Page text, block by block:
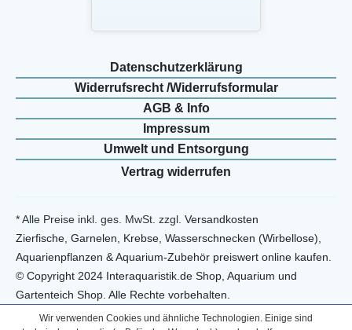
Daten­schutz­erklärung
Widerrufs­recht /Widerrufs­formular
AGB & Info
Impressum
Umwelt und Entsorgung
Vertrag widerrufen
* Alle Preise inkl. ges. MwSt. zzgl. Versandkosten
Zierfische, Garnelen, Krebse, Wasserschnecken (Wirbellose),
Aquarienpflanzen & Aquarium-Zubehör preiswert online kaufen.
© Copyright 2024 Interaquaristik.de Shop, Aquarium und
Gartenteich Shop. Alle Rechte vorbehalten.
Wir verwenden Cookies und ähnliche Technologien. Einige sind